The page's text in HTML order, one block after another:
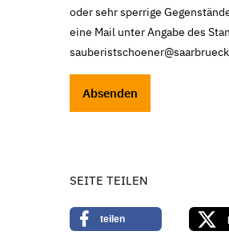
oder sehr sperrige
eine Mail unter Angabe des
SEITE TEILEN
teilen